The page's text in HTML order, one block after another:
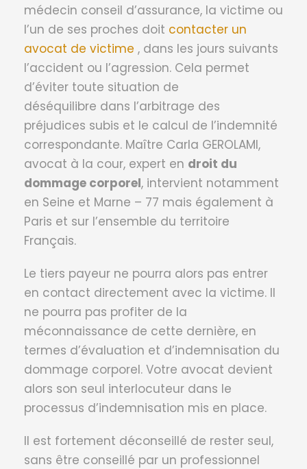
médecin conseil d’assurance, la victime ou
l’un de ses proches doit contacter un
avocat de victime , dans les jours suivants
l’accident ou l’agression. Cela permet
d’éviter toute situation de
déséquilibre dans l’arbitrage des
préjudices subis et le calcul de l’indemnité
correspondante. Maître Carla GEROLAMI,
avocat à la cour, expert en droit du
dommage corporel, intervient notamment
en Seine et Marne – 77 mais également à
Paris et sur l’ensemble du territoire
Français.
Le tiers payeur ne pourra alors pas entrer
en contact directement avec la victime. Il
ne pourra pas profiter de la
méconnaissance de cette dernière, en
termes d’évaluation et d’indemnisation du
dommage corporel. Votre avocat devient
alors son seul interlocuteur dans le
processus d’indemnisation mis en place.
Il est fortement déconseillé de rester seul,
sans être conseillé par un professionnel